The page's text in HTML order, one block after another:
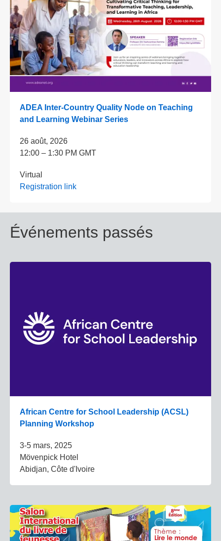
ADEA Inter-Country Quality Node on Teaching
and Learning Webinar Series
26 août, 2026
12:00 – 1:30 PM GMT
Virtual
Registration link
Événements passés
African Centre for School Leadership (ACSL)
Planning Workshop
3-5 mars, 2025
Mövenpick Hotel
Abidjan, Côte d'Ivoire